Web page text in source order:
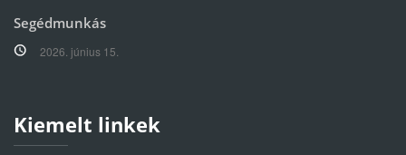
Segédmunkás
2026. június 15.
Kiemelt linkek